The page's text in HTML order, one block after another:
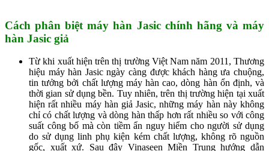
Cách phân biệt máy hàn Jasic chính hãng và máy
hàn Jasic giả
Từ khi xuất hiện trên thị trường Việt Nam năm 2011, Thương
hiệu máy hàn Jasic ngày càng được khách hàng ưa chuộng,
tin tưởng bởi chất lượng máy hàn cao, dòng hàn ổn định, và
thời gian sử dụng bền. Tuy nhiên, trên thị trường hiện tại xuất
hiện rất nhiều máy hàn giả Jasic, những máy hàn này không
chỉ có chất lượng và dòng hàn thấp hơn rất nhiều so với công
suất công bố mà còn tiềm ẩn nguy hiểm cho người sử dụng
do sử dụng linh phụ kiện kém chất lượng, không rõ nguồn
gốc, xuất xứ. Sau đây Vinaseen Miền Trung hướng dẫn